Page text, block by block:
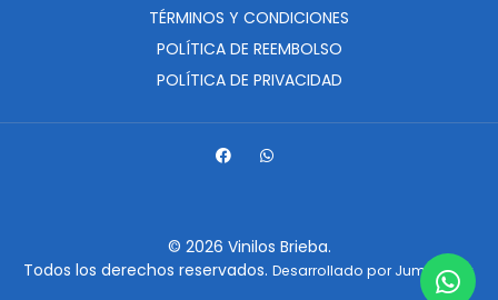
TÉRMINOS Y CONDICIONES
POLÍTICA DE REEMBOLSO
POLÍTICA DE PRIVACIDAD
© 2026 Vinilos Brieba.
Todos los derechos reservados. Desarrollado por Jumpseller.